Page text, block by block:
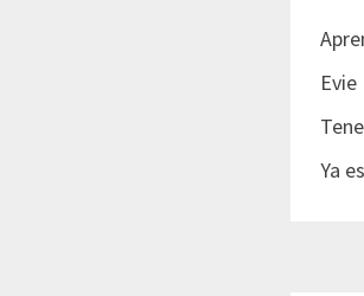
Evie
Ya